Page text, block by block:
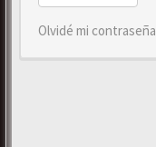
Olvidé mi contraseña